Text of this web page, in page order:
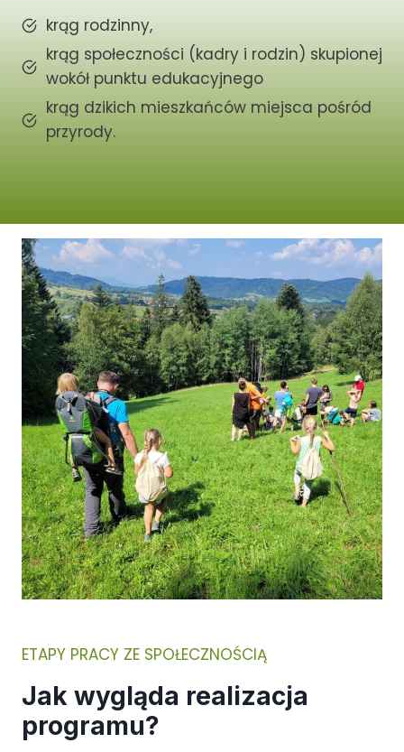
krąg rodzinny,
krąg społeczności (kadry i rodzin) skupionej
wokół punktu edukacyjnego
krąg dzikich mieszkańców miejsca pośród
przyrody.
ETAPY PRACY ZE SPOŁECZNOŚCIĄ
Jak wygląda realizacja
programu?